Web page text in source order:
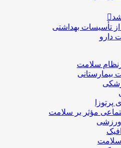
از تأسیسات بهداشتی
سلامت
پرتوزا
مؤثر بر سلامت
ورزشی